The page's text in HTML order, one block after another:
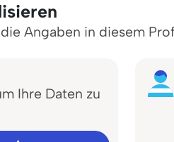
Angaben in diesem
Ihre Daten zu